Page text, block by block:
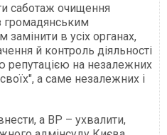
саботаж очищення
громадянським
замінити в усіх органах,
й контроль діяльності
репутацією на незалежних
а саме незалежних і
а ВР – ухвалити,